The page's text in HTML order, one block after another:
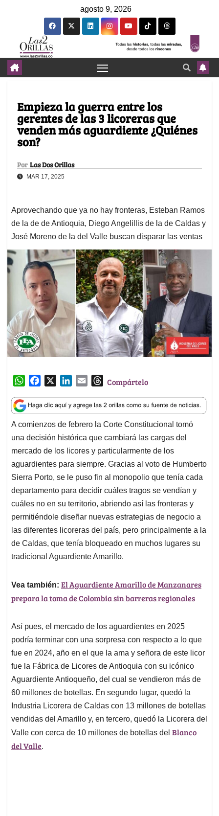
agosto 9, 2026
Empieza la guerra entre los
gerentes de las 3 licoreras que
venden más aguardiente ¿Quiénes
son?
Por Las Dos Orillas
MAR 17, 2025
Aprovechando que ya no hay fronteras, Esteban Ramos
de la de de Antioquia, Diego Angelillis de la de Caldas y
José Moreno de la del Valle buscan disparar las ventas
W
a
t
s
A
p
p
c
e
b
o
o
k
n
k
e
d
I
n
a
i
l
T
r
e
a
d
s
Compártelo
A comienzos de febrero la Corte Constitucional tomó
una decisión histórica que cambiará las cargas del
mercado de los licores y particularmente de los
aguardientes para siempre. Gracias al voto de Humberto
Sierra Porto, se le puso fin al monopolio que tenía cada
departamento para decidir cuáles tragos se vendían y
cuáles no en su territorio, abriendo así las fronteras y
permitiéndole diseñar nuevas estrategias de negocio a
las diferentes licoreras del país, pero principalmente a la
de Caldas, que tenía bloqueado en muchos lugares su
tradicional Aguardiente Amarillo.
Vea también: El Aguardiente Amarillo de Manzanares
prepara la toma de Colombia sin barreras regionales
Así pues, el mercado de los aguardientes en 2025
podría terminar con una sorpresa con respecto a lo que
fue en 2024, año en el que la ama y señora de este licor
fue la Fábrica de Licores de Antioquia con su icónico
Aguardiente Antioqueño, del cual se vendieron más de
60 millones de botellas. En segundo lugar, quedó la
Industria Licorera de Caldas con 13 millones de botellas
vendidas del Amarillo y, en tercero, quedó la Licorera del
Valle con cerca de 10 millones de botellas del Blanco
del Valle.